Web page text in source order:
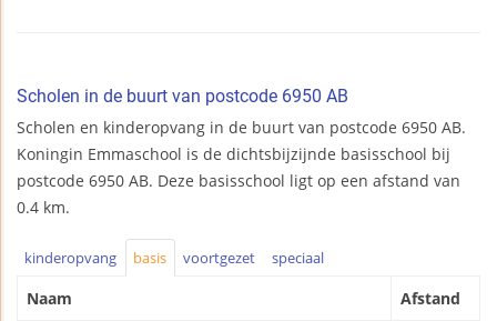
Scholen in de buurt van postcode 6950 AB
Scholen en kinderopvang in de buurt van postcode 6950 AB.
Koningin Emmaschool is de dichtsbijzijnde basisschool bij
postcode 6950 AB. Deze basisschool ligt op een afstand van
0.4 km.
kinderopvang basis voortgezet speciaal
Naam Afstand